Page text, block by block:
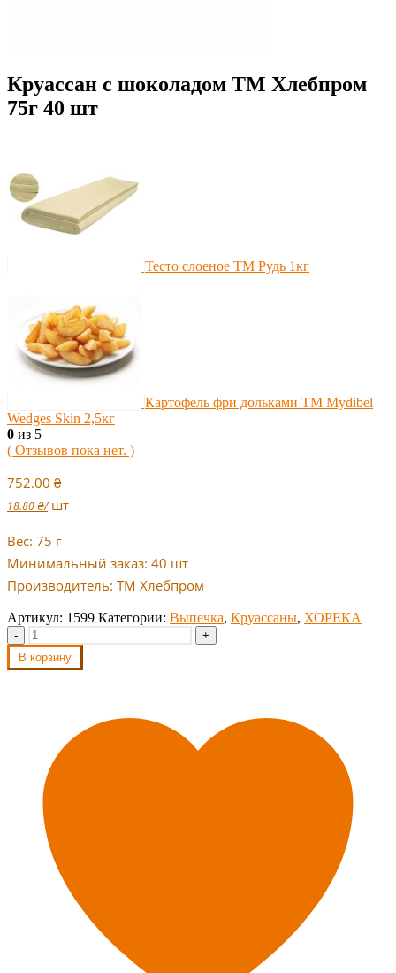
Круассан с шоколадом ТМ Хлебпром
75г 40 шт
Тесто слоеное ТМ Рудь 1кг
Картофель фри дольками ТМ Mydibel
Wedges Skin 2,5кг
0 из 5
( Отзывов пока нет. )
752.00 ₴
18.80₴/ шт
Вес: 75 г
Минимальный заказ: 40 шт
Производитель: ТМ Хлебпром
Артикул: 1599 Категории: Выпечка, Круассаны, ХОРЕКА
-
+
В корзину